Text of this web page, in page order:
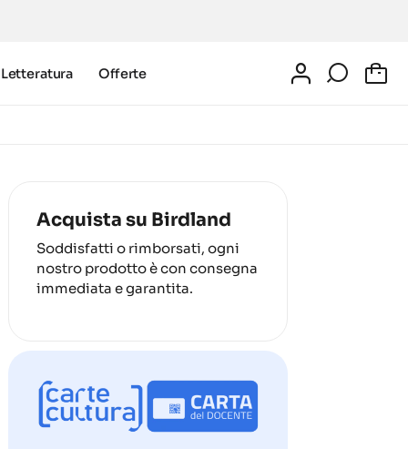
Letteratura Offerte
Acquista su Birdland
Soddisfatti o rimborsati, ogni
nostro prodotto è con consegna
immediata e garantita.